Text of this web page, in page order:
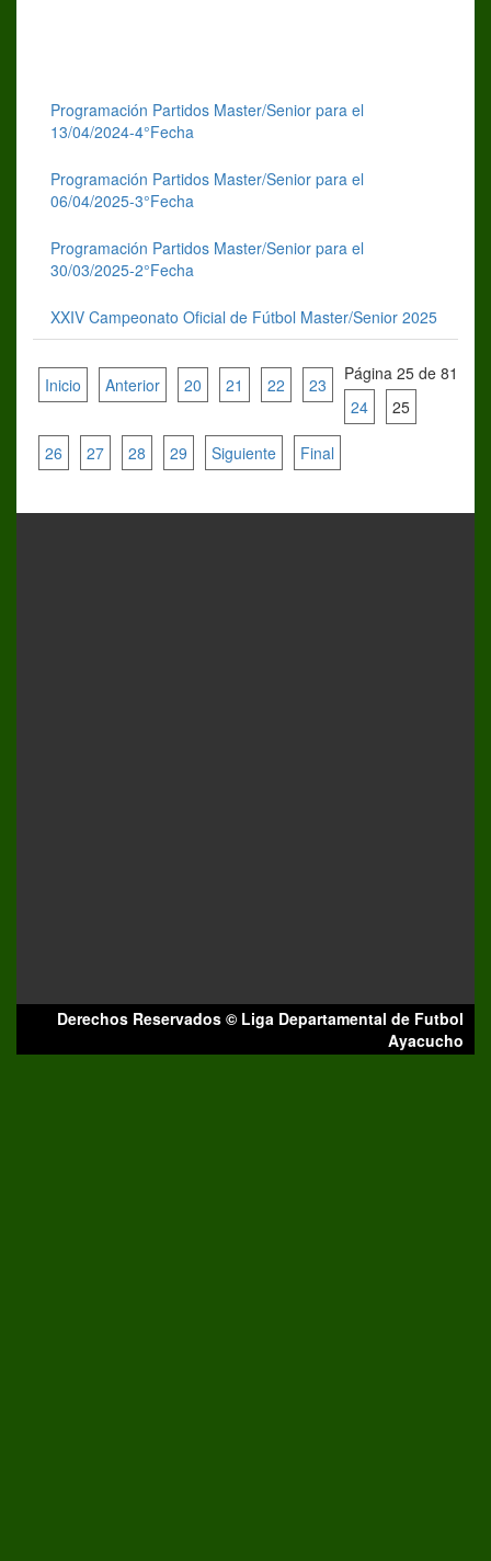
Programación Partidos Master/Senior para el
13/04/2024-4°Fecha
Programación Partidos Master/Senior para el
06/04/2025-3°Fecha
Programación Partidos Master/Senior para el
30/03/2025-2°Fecha
XXIV Campeonato Oficial de Fútbol Master/Senior 2025
Página 25 de 81
Inicio Anterior 20 21 22
23
24
25
26 27 28 29 Siguiente Final
Derechos Reservados © Liga Departamental de Futbol
Ayacucho